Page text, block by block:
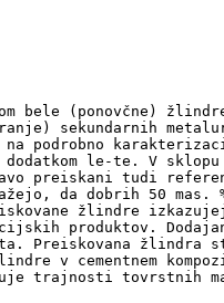
bele (ponovčne)
sekundarnih
na podrobno
dodatkom le-te. V
preiskani tudi
kažejo, da dobrih 50
žlindre
produktov.
Preiskovana
v cementnem
trajnosti tovrstnih